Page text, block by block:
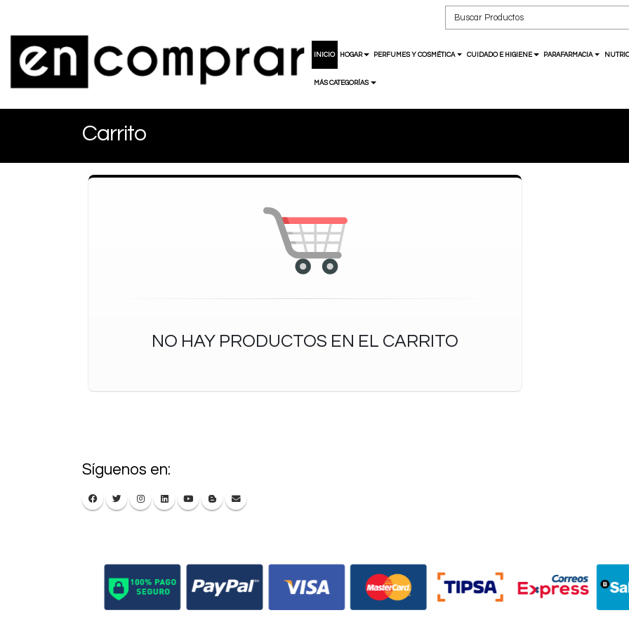
INICIO HOGAR PERFUMES Y COSMÉTICA CUIDADO E HIGIENE PARAFARMACIA
MÁS CATEGORÍAS
Carrito
NO HAY PRODUCTOS EN EL CARRITO
Síguenos en: